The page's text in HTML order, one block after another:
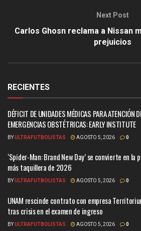
Next Post
Carlos Ghosn reclama a Nissan
prejuicios
RECIENTES
DÉFICIT DE UNIDADES MÉDICAS PARA ATENCIÓN
EMERGENCIAS OBSTÉTRICAS: EARLY INSTITUTE
BYULTRAFUTBOLISTAS AGOSTO 5, 2026 0
‘Spider-Man: Brand New Day’ se convierte en la
más taquillera de 2026
BYULTRAFUTBOLISTAS AGOSTO 5, 2026 0
UNAM rescinde contrato con empresa
tras crisis en el examen de ingreso
BYULTRAFUTBOLISTAS AGOSTO 5, 2026 0